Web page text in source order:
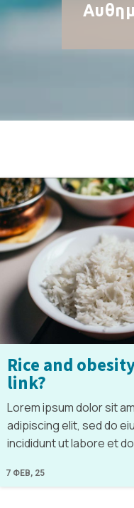
Rice and
link?
7 ΦΕΒ, 25
Lorem ipsum dolor sit
adipiscing elit, sed do
incididunt ut labore et